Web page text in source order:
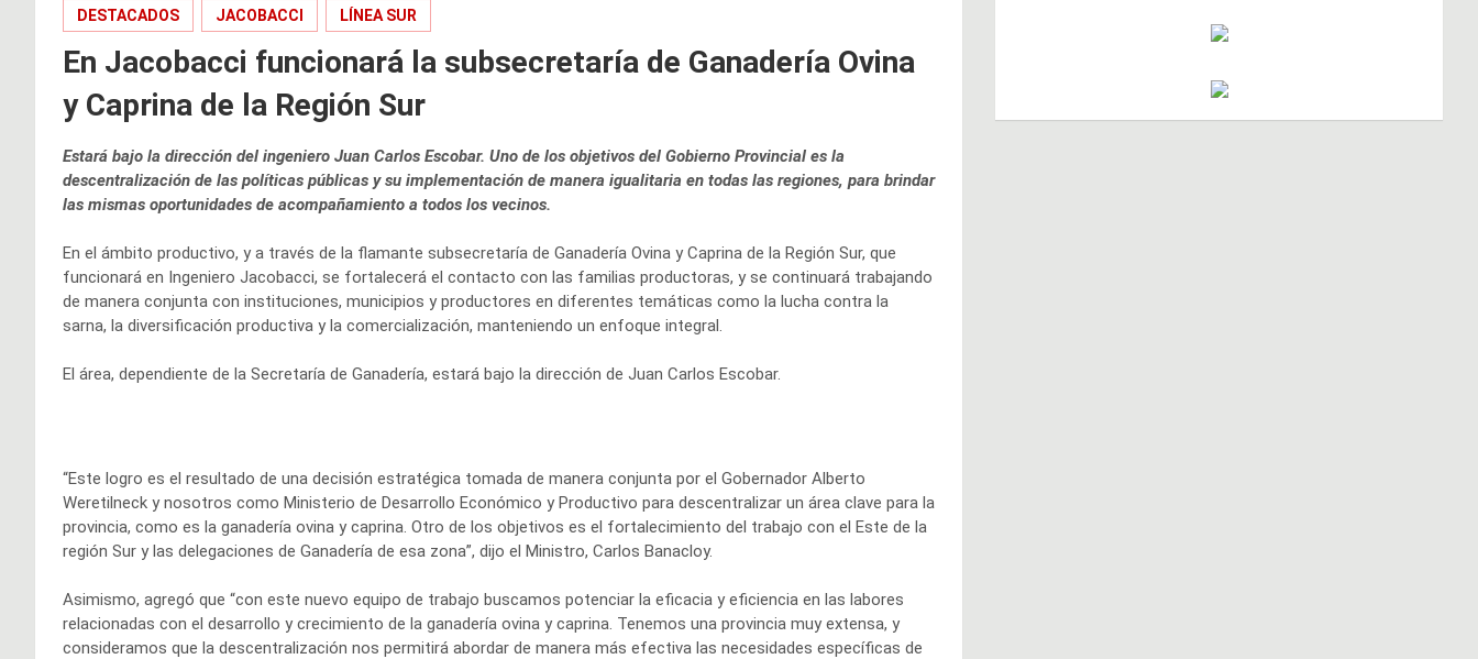
DESTACADOS JACOBACCI LÍNEA SUR
En Jacobacci funcionará la subsecretaría de Ganadería Ovina
y Caprina de la Región Sur
Estará bajo la dirección del ingeniero Juan Carlos Escobar. Uno de los objetivos del Gobierno Provincial es la
descentralización de las políticas públicas y su implementación de manera igualitaria en todas las regiones, para brindar
las mismas oportunidades de acompañamiento a todos los vecinos.
En el ámbito productivo, y a través de la flamante subsecretaría de Ganadería Ovina y Caprina de la Región Sur, que
funcionará en Ingeniero Jacobacci, se fortalecerá el contacto con las familias productoras, y se continuará trabajando
de manera conjunta con instituciones, municipios y productores en diferentes temáticas como la lucha contra la
sarna, la diversificación productiva y la comercialización, manteniendo un enfoque integral.
El área, dependiente de la Secretaría de Ganadería, estará bajo la dirección de Juan Carlos Escobar.
“Este logro es el resultado de una decisión estratégica tomada de manera conjunta por el Gobernador Alberto
Weretilneck y nosotros como Ministerio de Desarrollo Económico y Productivo para descentralizar un área clave para la
provincia, como es la ganadería ovina y caprina. Otro de los objetivos es el fortalecimiento del trabajo con el Este de la
región Sur y las delegaciones de Ganadería de esa zona”, dijo el Ministro, Carlos Banacloy.
Asimismo, agregó que “con este nuevo equipo de trabajo buscamos potenciar la eficacia y eficiencia en las labores
relacionadas con el desarrollo y crecimiento de la ganadería ovina y caprina. Tenemos una provincia muy extensa, y
consideramos que la descentralización nos permitirá abordar de manera más efectiva las necesidades específicas de